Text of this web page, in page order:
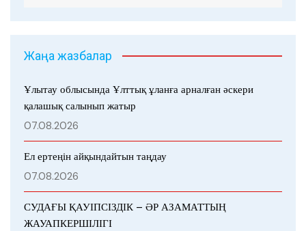
Жаңа жазбалар
Ұлытау облысында Ұлттық ұланға арналған әскери
қалашық салынып жатыр
07.08.2026
Ел ертеңін айқындайтын таңдау
07.08.2026
СУДАҒЫ ҚАУІПСІЗДІК – ӘР АЗАМАТТЫҢ
ЖАУАПКЕРШІЛІГІ